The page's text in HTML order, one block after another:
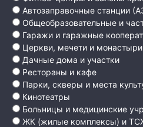
Автозаправочные станции
Общеобразовательные и
Гаражи и гаражные
Церкви, мечети и монастыри
Дачные дома и участки
Рестораны и кафе
Парки, скверы и места
Кинотеатры
Больницы и медицинские
ЖК (жилые комплексы) и